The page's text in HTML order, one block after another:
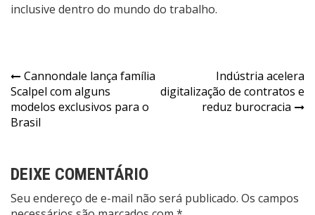
inclusive dentro do mundo do trabalho.
Navegação
de
Post
Cannondale lança família
Scalpel com alguns
modelos exclusivos para o
Brasil
Indústria acelera
digitalização de contratos e
reduz burocracia
DEIXE COMENTÁRIO
Seu endereço de e-mail não será publicado. Os campos